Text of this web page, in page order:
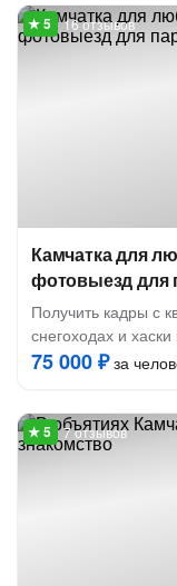
16 отзывов
Камчатка для
фотовыезд для
Получить кадры с
снегоходах и
75 000 ₽за
7 отзывов